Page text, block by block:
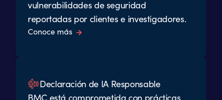
vulnerabilidades de seguridad
reportadas por clientes e investigadores.
Conoce más
Declaración de IA Responsable
BMC está comprometida con prácticas